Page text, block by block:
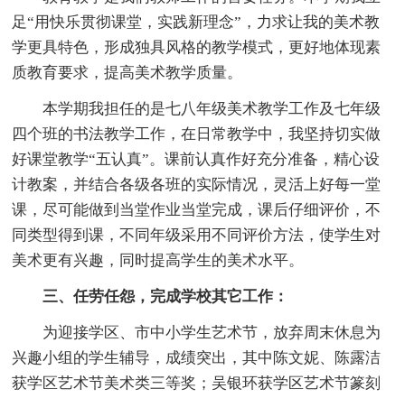
足“用快乐贯彻课堂，实践新理念”，力求让我的美术教
学更具特色，形成独具风格的教学模式，更好地体现素
质教育要求，提高美术教学质量。
本学期我担任的是七八年级美术教学工作及七年级
四个班的书法教学工作，在日常教学中，我坚持切实做
好课堂教学“五认真”。课前认真作好充分准备，精心设
计教案，并结合各级各班的实际情况，灵活上好每一堂
课，尽可能做到当堂作业当堂完成，课后仔细评价，不
同类型得到课，不同年级采用不同评价方法，使学生对
美术更有兴趣，同时提高学生的美术水平。
三、任劳任怨，完成学校其它工作：
为迎接学区、市中小学生艺术节，放弃周末休息为
兴趣小组的学生辅导，成绩突出，其中陈文妮、陈露洁
获学区艺术节美术类三等奖；吴银环获学区艺术节篆刻